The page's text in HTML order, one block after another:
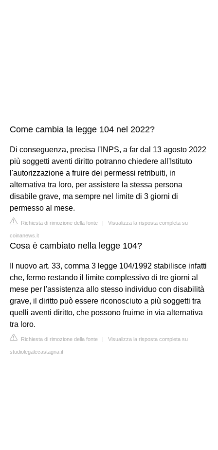
Come cambia la legge 104 nel 2022?
Di conseguenza, precisa l'INPS, a far dal 13 agosto 2022
più soggetti aventi diritto potranno chiedere all'Istituto
l'autorizzazione a fruire dei permessi retribuiti, in
alternativa tra loro, per assistere la stessa persona
disabile grave, ma sempre nel limite di 3 giorni di
permesso al mese.
Richiesta di rimozione della fonte | Visualizza la risposta completa su
coinanews.it
Cosa è cambiato nella legge 104?
Il nuovo art. 33, comma 3 legge 104/1992 stabilisce infatti
che, fermo restando il limite complessivo di tre giorni al
mese per l'assistenza allo stesso individuo con disabilità
grave, il diritto può essere riconosciuto a più soggetti tra
quelli aventi diritto, che possono fruirne in via alternativa
tra loro.
Richiesta di rimozione della fonte | Visualizza la risposta completa su
studiolegalecastagna.it